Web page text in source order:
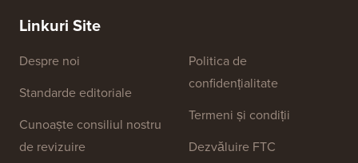
Linkuri Site
Despre noi
Standarde editoriale
Cunoaște consiliul nostru
de revizuire
Politica de
confidențialitate
Termeni și condiții
Dezvăluire FTC